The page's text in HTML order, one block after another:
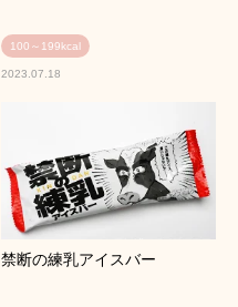
100～199kcal
2023.07.18
禁断の練乳アイスバー